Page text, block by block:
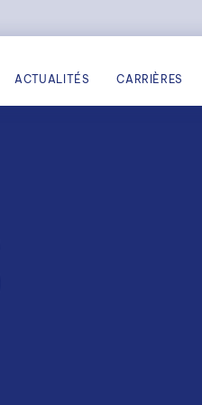
ACTUALITÉS CARRIÈRES